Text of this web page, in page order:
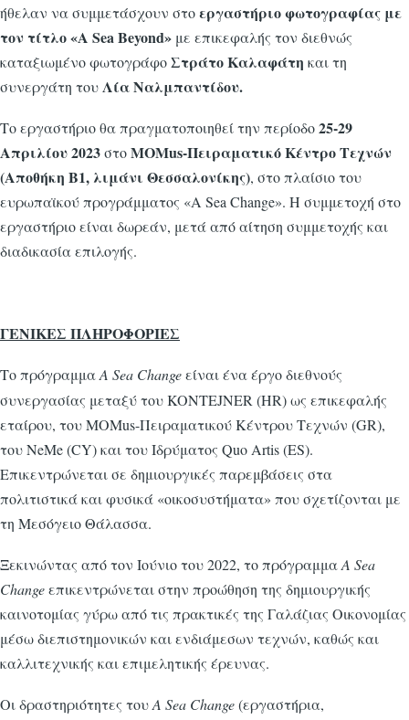
ήθελαν να συμμετάσχουν στοεργαστήριο φωτογραφίας με
τον τίτλο «A Sea Beyond» με επικεφαλής τον διεθνώς
καταξιωμένο φωτογράφοΣτράτο Καλαφάτη και τη
συνεργάτη του Λία Ναλμπαντίδου.
Το εργαστήριο θα πραγματοποιηθεί την περίοδο25-29
Απριλίου 2023στοMΟΜus-Πειραματικό Κέντρο Τεχνών
(Αποθήκη Β1, λιμάνι Θεσσαλονίκης), στο πλαίσιο του
ευρωπαϊκού προγράμματος «A Sea Change». Η συμμετοχή στο
εργαστήριο είναι δωρεάν, μετά από αίτηση συμμετοχής και
διαδικασία επιλογής.
ΓΕΝΙΚΕΣ ΠΛΗΡΟΦΟΡΙΕΣ
Το πρόγραμμαΑ Sea Changeείναι ένα έργο διεθνούς
συνεργασίας μεταξύ τoυ KONTEJNER (HR) ως επικεφαλής
εταίρου, του MOMus-Πειραματικού Κέντρου Τεχνών (GR),
του NeMe (CY) και του Ιδρύματος Quo Artis (ES).
Επικεντρώνεται σε δημιουργικές παρεμβάσεις στα
πολιτιστικά και φυσικά «οικοσυστήματα» που σχετίζονται με
τη Μεσόγειο Θάλασσα.
Ξεκινώντας από τον Ιούνιο του 2022, το πρόγραμμαA Sea
Changeεπικεντρώνεται στην προώθηση της δημιουργικής
καινοτομίας γύρω από τις πρακτικές της Γαλάζιας Οικονομίας
μέσω διεπιστημονικών και ενδιάμεσων τεχνών, καθώς και
καλλιτεχνικής και επιμελητικής έρευνας.
Οι δραστηριότητες τουA Sea Change(εργαστήρια,